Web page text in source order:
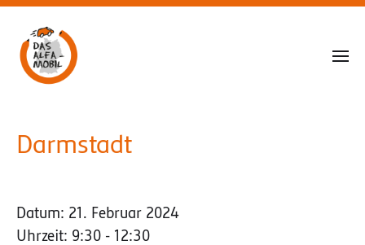
Darmstadt
Datum: 21. Februar 2024
Uhrzeit: 9:30 - 12:30